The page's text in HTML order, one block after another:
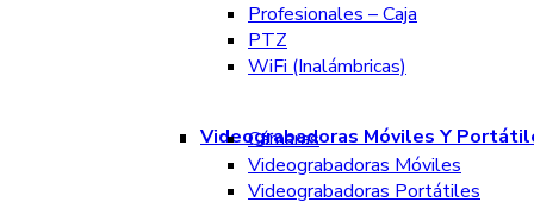
Profesionales – Caja
PTZ
WiFi (Inalámbricas)
Videograbadoras Móviles Y
Cámaras
Videograbadoras Móviles
Videograbadoras Portátiles